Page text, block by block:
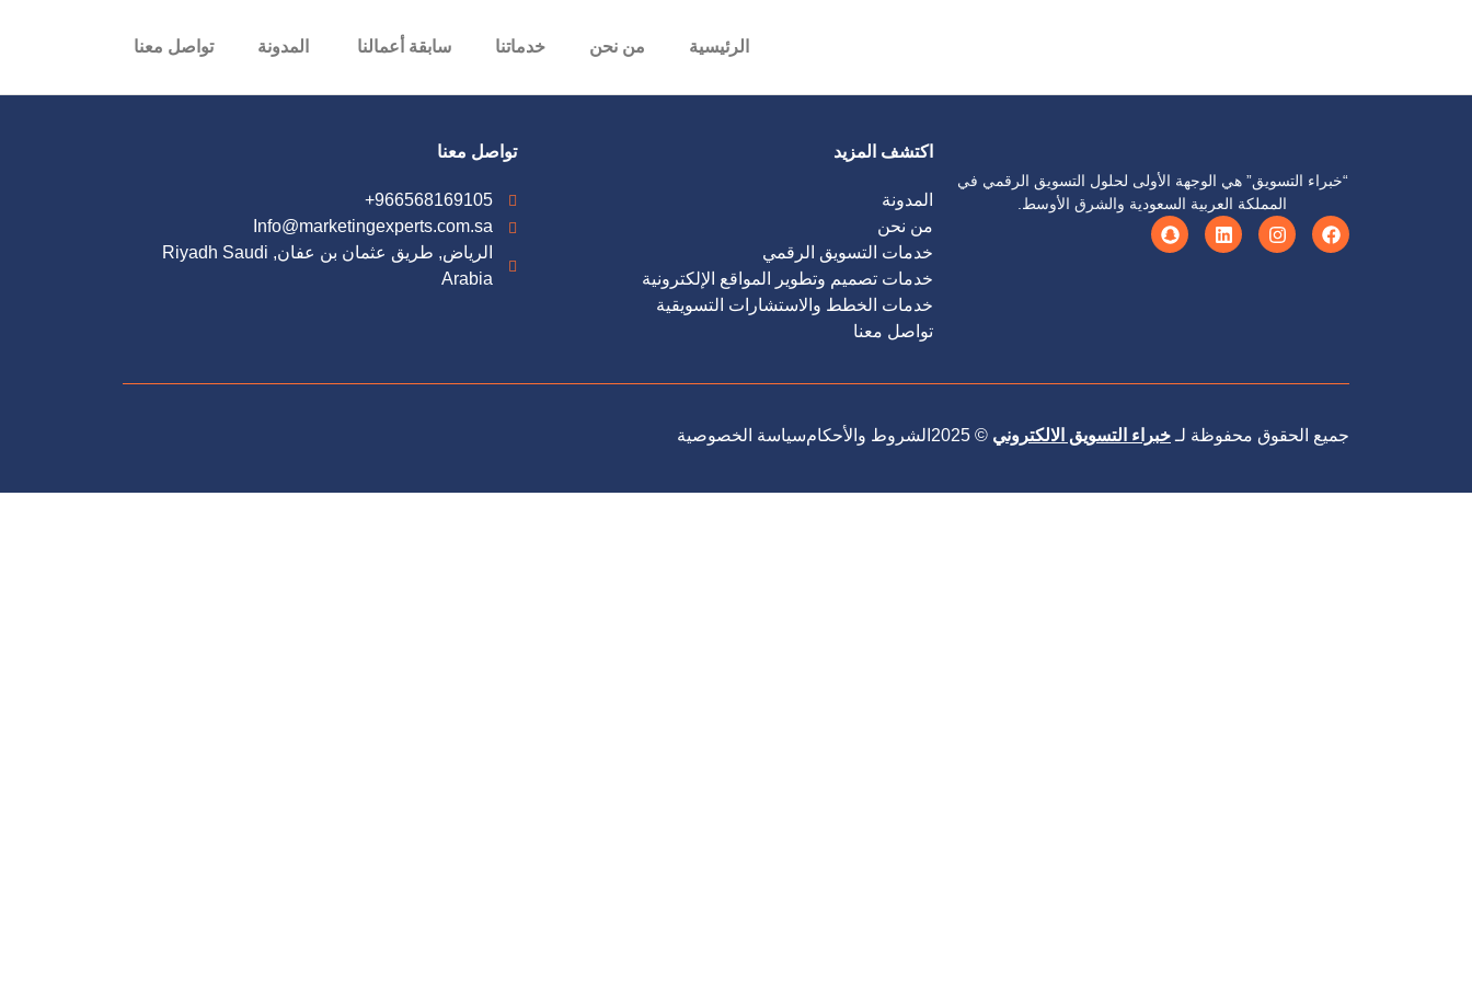
الرئيسية من نحن خدماتنا سابقة أعمالنا المدونة تواصل معنا
“خبراء التسويق” هي الوجهة الأولى لحلول التسويق الرقمي في
المملكة العربية السعودية والشرق الأوسط.
اكتشف المزيد
المدونة
من نحن
خدمات التسويق الرقمي
خدمات تصميم وتطوير المواقع الإلكترونية
خدمات الخطط والاستشارات التسويقية
تواصل معنا
تواصل معنا
⁦+966568169105
Info@marketingexperts.com.sa
الرياض, طريق عثمان بن عفان, Riyadh Saudi
Arabia
جميع الحقوق محفوظة لـ خبراء التسويق الالكتروني © 2025 الشروط والأحكامسياسة الخصوصية